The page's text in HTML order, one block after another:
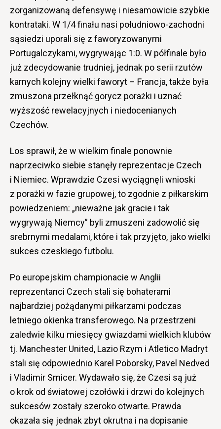
zorganizowaną defensywę i niesamowicie szybkie
kontrataki. W 1/4 finału nasi południowo-zachodni
sąsiedzi uporali się z faworyzowanymi
Portugalczykami, wygrywając 1:0. W półfinale było
już zdecydowanie trudniej, jednak po serii rzutów
karnych kolejny wielki faworyt – Francja, także była
zmuszona przełknąć gorycz porażki i uznać
wyższość rewelacyjnych i niedocenianych
Czechów.
Los sprawił, że w wielkim finale ponownie
naprzeciwko siebie stanęły reprezentacje Czech
i Niemiec. Wprawdzie Czesi wyciągnęli wnioski
z porażki w fazie grupowej, to zgodnie z piłkarskim
powiedzeniem: „nieważne jak gracie i tak
wygrywają Niemcy” byli zmuszeni zadowolić się
srebrnymi medalami, które i tak przyjęto, jako wielki
sukces czeskiego futbolu.
Po europejskim championacie w Anglii
reprezentanci Czech stali się bohaterami
najbardziej pożądanymi piłkarzami podczas
letniego okienka transferowego. Na przestrzeni
zaledwie kilku miesięcy gwiazdami wielkich klubów
tj. Manchester United, Lazio Rzym i Atletico Madryt
stali się odpowiednio Karel Poborsky, Pavel Nedved
i Vladimir Smicer. Wydawało się, że Czesi są już
o krok od światowej czołówki i drzwi do kolejnych
sukcesów zostały szeroko otwarte. Prawda
okazała się jednak zbyt okrutna i na dopisanie